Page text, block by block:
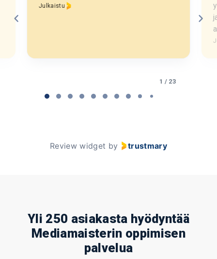
Julkaistu
1 / 23
Review widget by trustmary
Yli 250 asiakasta hyödyntää
Mediamaisterin oppimisen
palvelua